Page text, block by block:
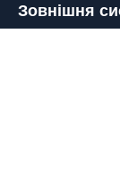
Зовнішня